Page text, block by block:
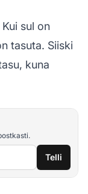
sul on
tasuta. Siiski
kuna
Telli